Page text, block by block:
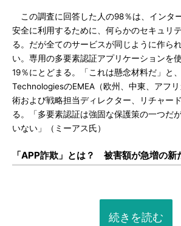
この調査に回答した人の98％は、インタ
安全に利用するために、何らかのセキュリ
る。だが全てのサービスが同じように作ら
い。専用の多要素認証アプリケーションを
19％にとどまる。「これは懸念材料だ」と
TechnologiesのEMEA（欧州、中東、アフ
術および戦略担当ディレクター、リチャー
る。「多要素認証は強固な保護策の一つだ
いない」（ミーアス氏）
「APP詐欺」とは？ 被害額が急増の新
続きを読む